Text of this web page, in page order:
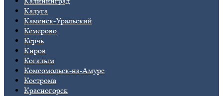
Калуга
Каменск-Уральский
Кемерово
Керчь
Киров
Когалым
Комсомольск-на-Амуре
Кострома
Красногорск